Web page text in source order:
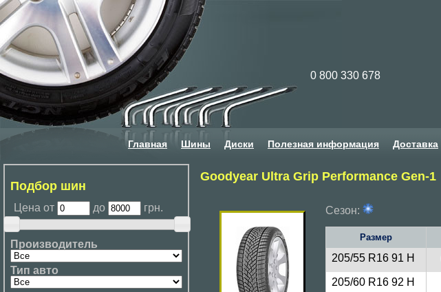
0 800 330 678
Главная Шины Диски Полезная информация Доставка
Подбор шин
Цена от до грн.
Производитель
Тип авто
Goodyear Ultra Grip Performance Gen-1
Сезон:
Размер
205/55 R16 91 H
205/60 R16 92 H